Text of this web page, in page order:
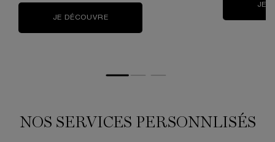
JE DÉCOUVRE
JE
NOS SERVICES PERSONNLISÉS